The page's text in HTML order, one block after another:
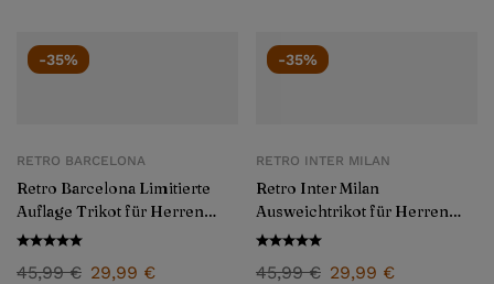
-35%
RETRO BARCELONA
Retro Barcelona Limitierte
Auflage Trikot für Herren
1998
45,99€ 29,99 €
-35%
RETRO INTER MILAN
Retro Inter Milan
Ausweichtrikot für Herren
1998/99
45,99€ 29,99 €